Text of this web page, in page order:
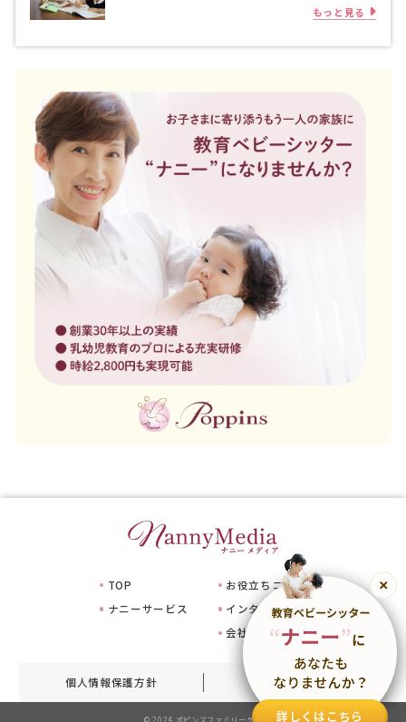
もっと見る
TOP
ナニーサービス
お役立ちコラム
インタビュー
会社情報
個人情報保護方針 サイトマップ
© 2024 ポピンズファミリーケア 詳しくはこちら